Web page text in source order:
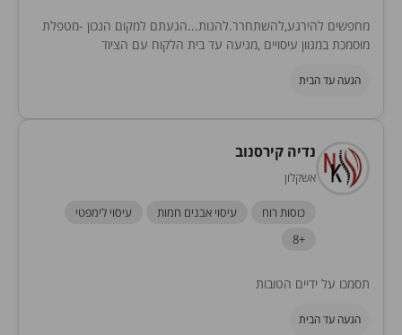
מחפשים להירגע,להשתחרר.להנות...הגעתם למקום הנכון -מטפלת
מוסמכת במגוון עיסויים ,מגיעה עד בית הלקוח עם הציוד
הגעה עד הבית
נדיה קירסנוב
אשקלון
כוסות רוח עיסוי אבנים חמות
עיסוי לימפטי
+8
תסמכו על ידיים הטובות
הגעה עד הבית